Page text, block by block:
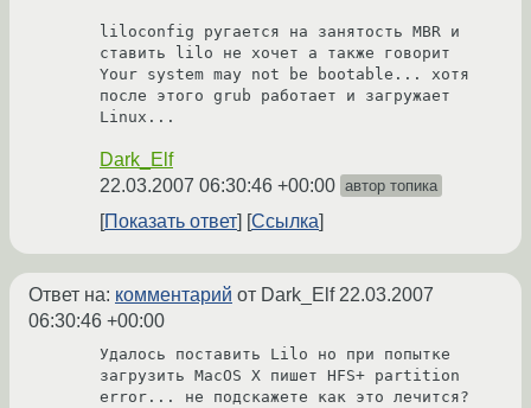
liloconfig ругается на занятость MBR и
ставить lilo не хочет а также говорит
Your system may not be bootable... хотя
после этого grub работает и загружает
Dark_Elf
22.03.2007 06:30:46 +00:00 автор топика
Показать ответ Ссылка
Ответ на: комментарий от Dark_Elf22.03.2007
06:30:46 +00:00
Удалось поставить Lilo но при попытке
загрузить MacOS X пишет HFS+ partition
error... не подскажете как это лечится?